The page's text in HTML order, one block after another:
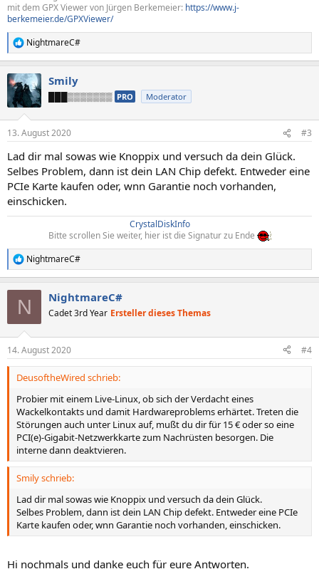
mit dem GPX Viewer von Jürgen Berkemeier: https://www.j-
berkemeier.de/GPXViewer/
R
e
k
t
i
e
:
NightmareC#
Smily
███▒▒▒▒▒▒▒ PRO Moderator
13. August 2020 #3
Lad dir mal sowas wie Knoppix und versuch da dein Glück.
Selbes Problem, dann ist dein LAN Chip defekt. Entweder eine
PCIe Karte kaufen oder, wnn Garantie noch vorhanden,
einschicken.
CrystalDiskInfo
Bitte scrollen Sie weiter, hier ist die Signatur zu Ende
R
e
e
n
NightmareC#
N NightmareC#
Cadet 3rd Year Ersteller dieses Themas
14. August 2020 #4
DeusoftheWired schrieb:
Probier mit einem Live-Linux, ob sich der Verdacht eines
Wackelkontakts und damit Hardwareproblems erhärtet. Treten die
Störungen auch unter Linux auf, mußt du dir für 15 € oder so eine
PCI(e)-Gigabit-Netzwerkkarte zum Nachrüsten besorgen. Die
interne dann deaktvieren.
Smily schrieb:
Lad dir mal sowas wie Knoppix und versuch da dein Glück.
Selbes Problem, dann ist dein LAN Chip defekt. Entweder eine PCIe
Karte kaufen oder, wnn Garantie noch vorhanden, einschicken.
Hi nochmals und danke euch für eure Antworten.